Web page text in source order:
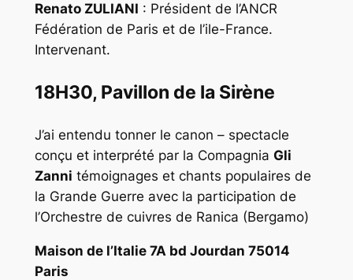
Renato ZULIANI : Président de l’ANCR
Fédération de Paris et de l’ile-France.
Intervenant.
18H30, Pavillon de la Sirène
J’ai entendu tonner le canon – spectacle
conçu et interprété par la Compagnia Gli
Zanni témoignages et chants populaires de
la Grande Guerre avec la participation de
l’Orchestre de cuivres de Ranica (Bergamo)
Maison de l’Italie 7A bd Jourdan 75014
Paris